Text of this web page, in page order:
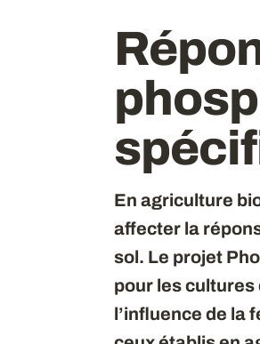
En agriculture
affecter la
sol. Le projet
pour les cultures
l’influence de la